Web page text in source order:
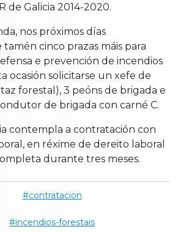
de Galicia 2014-2020.
nos próximos días
tamén cinco prazas máis para
e prevención de incendios
ocasión solicitarse un xefe de
forestal), 3 peóns de brigada e
de brigada con carné C.
contempla a contratación con
en réxime de dereito laboral
durante tres meses.
contratacion
incendios-forestais